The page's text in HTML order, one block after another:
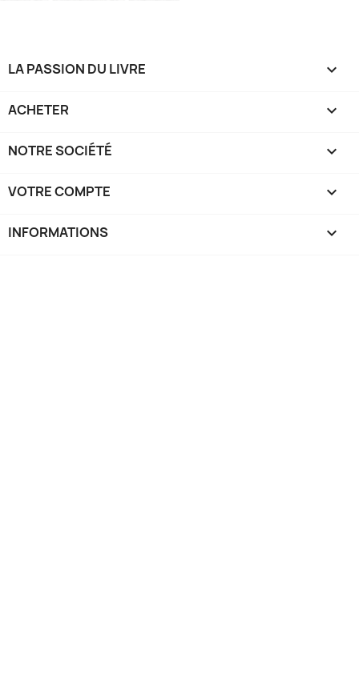
LA PASSION DU LIVRE 
ACHETER 
NOTRE SOCIÉTÉ 
VOTRE COMPTE 
INFORMATIONS keyboard_arrow_down